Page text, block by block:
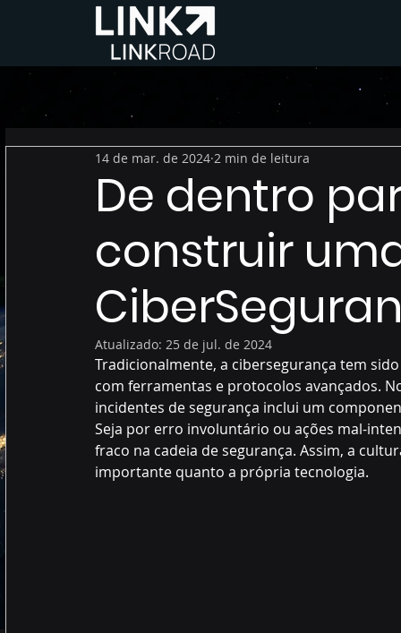
De dentro
construir
14 de mar. de 2024 2 min de leitura
Atualizado: 25 de jul. de 2024
Tradicionalmente, a cibersegurança tem
com ferramentas e protocolos avançados.
incidentes de segurança inclui um
Seja por erro involuntário ou ações mal-
fraco na cadeia de segurança. Assim, a
importante quanto a própria tecnologia.